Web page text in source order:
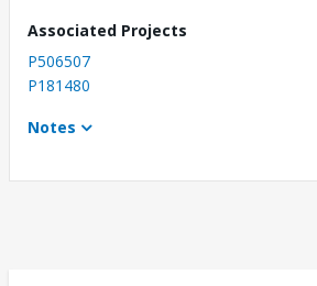
Associated Projects
P506507
P181480
Notes